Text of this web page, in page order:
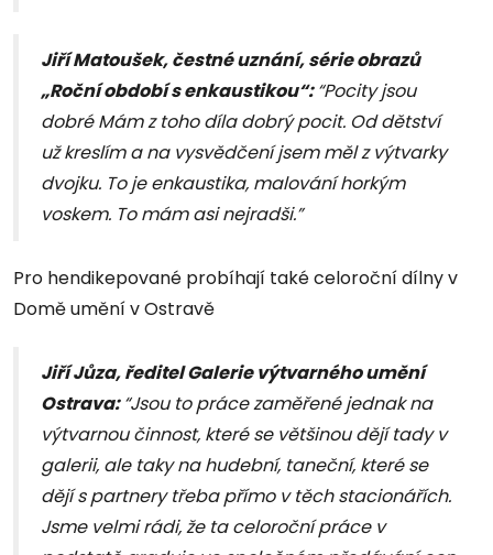
Jiří Matoušek, čestné uznání, série obrazů
„Roční období s enkaustikou“:“Pocity jsou
dobré Mám z toho díla dobrý pocit. Od dětství
už kreslím a na vysvědčení jsem měl z výtvarky
dvojku. To je enkaustika, malování horkým
voskem. To mám asi nejradši.”
Pro hendikepované probíhají také celoroční dílny v
Domě umění v Ostravě
Jiří Jůza, ředitel Galerie výtvarného umění
Ostrava:“Jsou to práce zaměřené jednak na
výtvarnou činnost, které se většinou dějí tady v
galerii, ale taky na hudební, taneční, které se
dějí s partnery třeba přímo v těch stacionářích.
Jsme velmi rádi, že ta celoroční práce v